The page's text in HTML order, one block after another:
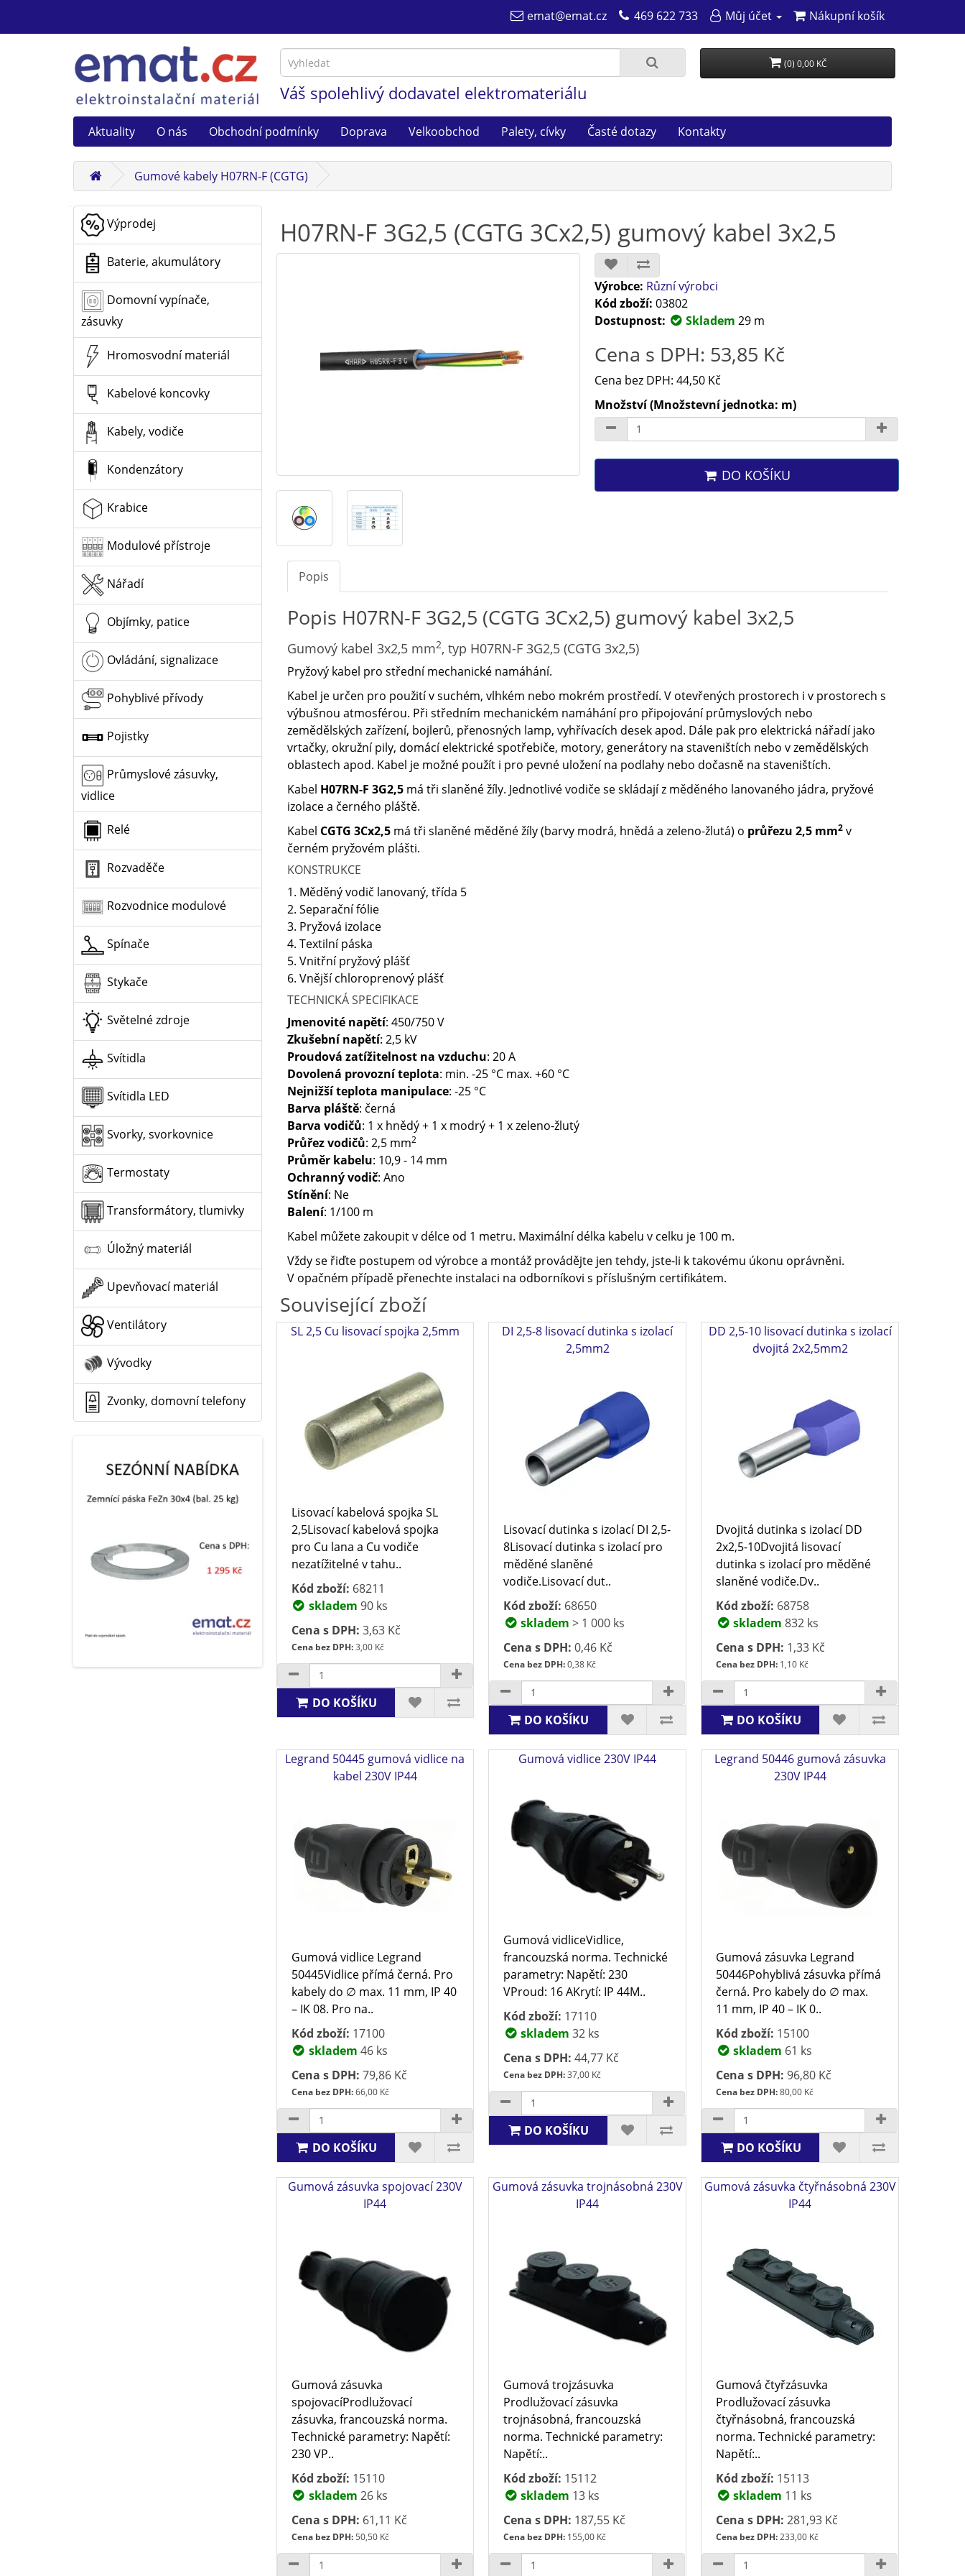
emat@emat.cz 469 622 733 Můj účet Nákupní košík
Váš spolehlivý dodavatel elektromateriálu
(0) 0,00 KČ
Aktuality O nás Obchodní podmínky Doprava Velkoobchod Palety, cívky Časté dotazy Kontakty
Gumové kabely H07RN-F (CGTG)
Výprodej
Baterie, akumulátory
Domovní vypínače,
zásuvky
Hromosvodní materiál
Kabelové koncovky
Kabely, vodiče
Kondenzátory
Krabice
Modulové přístroje
Nářadí
Objímky, patice
Ovládání, signalizace
Pohyblivé přívody
Pojistky
Průmyslové zásuvky,
vidlice
Relé
Rozvaděče
Rozvodnice modulové
Spínače
Stykače
Světelné zdroje
Svítidla
Svítidla LED
Svorky, svorkovnice
Termostaty
Transformátory, tlumivky
Úložný materiál
Upevňovací materiál
Ventilátory
Vývodky
Zvonky, domovní telefony
H07RN-F 3G2,5 (CGTG 3Cx2,5) gumový kabel 3x2,5
Výrobce: Různí výrobci
Kód zboží: 03802
Dostupnost:
Skladem 29 m
Cena s DPH: 53,85 Kč
Cena bez DPH: 44,50 Kč
Množství (Množstevní jednotka: m)
DO KOŠÍKU
Popis
Popis H07RN-F 3G2,5 (CGTG 3Cx2,5) gumový kabel 3x2,5
Gumový kabel 3x2,5 mm2, typ H07RN-F 3G2,5 (CGTG 3x2,5)
Pryžový kabel pro střední mechanické namáhání.
Kabel je určen pro použití v suchém, vlhkém nebo mokrém prostředí. V otevřených prostorech i v prostorech s
výbušnou atmosférou. Při středním mechanickém namáhání pro připojování průmyslových nebo
zemědělských zařízení, bojlerů, přenosných lamp, vyhřívacích desek apod. Dále pak pro elektrická nářadí jako
vrtačky, okružní pily, domácí elektrické spotřebiče, motory, generátory na staveništích nebo v zemědělských
oblastech apod. Kabel je možné použít i pro pevné uložení na podlahy nebo dočasně na staveništích.
Kabel H07RN-F 3G2,5má tři slaněné žíly. Jednotlivé vodiče se skládají z měděného lanovaného jádra, pryžové
izolace a černého pláště.
Kabel CGTG 3Cx2,5má tři slaněné měděné žíly (barvy modrá, hnědá a zeleno-žlutá) o průřezu 2,5 mm2v
černém pryžovém plášti.
KONSTRUKCE
1. Měděný vodič lanovaný, třída 5
2. Separační fólie
3. Pryžová izolace
4. Textilní páska
5. Vnitřní pryžový plášť
6. Vnější chloroprenový plášť
TECHNICKÁ SPECIFIKACE
Jmenovité napětí: 450/750 V
Zkušební napětí: 2,5 kV
Proudová zatížitelnost na vzduchu: 20 A
Dovolená provozní teplota: min. -25 °C max. +60 °C
Nejnižší teplota manipulace: -25 °C
Barva pláště: černá
Barva vodičů: 1 x hnědý + 1 x modrý + 1 x zeleno-žlutý
Průřez vodičů: 2,5 mm2
Průměr kabelu: 10,9 - 14 mm
Ochranný vodič: Ano
Stínění: Ne
Balení: 1/100 m
Kabel můžete zakoupit v délce od 1 metru. Maximální délka kabelu v celku je 100 m.
Vždy se řiďte postupem od výrobce a montáž provádějte jen tehdy, jste-li k takovému úkonu oprávněni.
V opačném případě přenechte instalaci na odborníkovi s příslušným certifikátem.
Související zboží
SL 2,5 Cu lisovací spojka 2,5mm
Lisovací kabelová spojka SL
2,5Lisovací kabelová spojka
pro Cu lana a Cu vodiče
nezatížitelné v tahu..
Kód zboží: 68211
skladem 90 ks
Cena s DPH: 3,63 Kč
Cena bez DPH:3,00 Kč
DO KOŠÍKU
DI 2,5-8 lisovací dutinka s izolací
2,5mm2
Lisovací dutinka s izolací DI 2,5-
8Lisovací dutinka s izolací pro
měděné slaněné
vodiče.Lisovací dut..
Kód zboží: 68650
skladem > 1 000 ks
Cena s DPH: 0,46 Kč
Cena bez DPH:0,38 Kč
DO KOŠÍKU
DD 2,5-10 lisovací dutinka s izolací
dvojitá 2x2,5mm2
Dvojitá dutinka s izolací DD
2x2,5-10Dvojitá lisovací
dutinka s izolací pro měděné
slaněné vodiče.Dv..
Kód zboží: 68758
skladem 832 ks
Cena s DPH: 1,33 Kč
Cena bez DPH: 1,10 Kč
DO KOŠÍKU
Legrand 50445 gumová vidlice na
kabel 230V IP44
Gumová vidlice Legrand
50445Vidlice přímá černá. Pro
kabely do ∅ max. 11 mm, IP 40
– IK 08. Pro na..
Kód zboží: 17100
skladem 46 ks
Cena s DPH: 79,86 Kč
Cena bez DPH:66,00 Kč
DO KOŠÍKU
Gumová vidlice 230V IP44
Gumová vidliceVidlice,
francouzská norma. Technické
parametry: Napětí: 230
VProud: 16 AKrytí: IP 44M..
Kód zboží: 17110
skladem 32 ks
Cena s DPH: 44,77 Kč
Cena bez DPH:37,00 Kč
DO KOŠÍKU
Legrand 50446 gumová zásuvka
230V IP44
Gumová zásuvka Legrand
50446Pohyblivá zásuvka přímá
černá. Pro kabely do ∅ max.
11 mm, IP 40 – IK 0..
Kód zboží: 15100
skladem 61 ks
Cena s DPH: 96,80 Kč
Cena bez DPH:80,00 Kč
DO KOŠÍKU
Gumová zásuvka spojovací 230V
IP44
Gumová zásuvka
spojovacíProdlužovací
zásuvka, francouzská norma.
Technické parametry: Napětí:
230 VP..
Kód zboží: 15110
skladem 26 ks
Cena s DPH: 61,11 Kč
Cena bez DPH:50,50 Kč
Gumová zásuvka trojnásobná 230V
IP44
Gumová trojzásuvka
Prodlužovací zásuvka
trojnásobná, francouzská
norma. Technické parametry:
Napětí:..
Kód zboží: 15112
skladem 13 ks
Cena s DPH: 187,55 Kč
Cena bez DPH: 155,00 Kč
Gumová zásuvka čtyřnásobná 230V
IP44
Gumová čtyřzásuvka
Prodlužovací zásuvka
čtyřnásobná, francouzská
norma. Technické parametry:
Napětí:..
Kód zboží: 15113
skladem 11 ks
Cena s DPH: 281,93 Kč
Cena bez DPH:233,00 Kč